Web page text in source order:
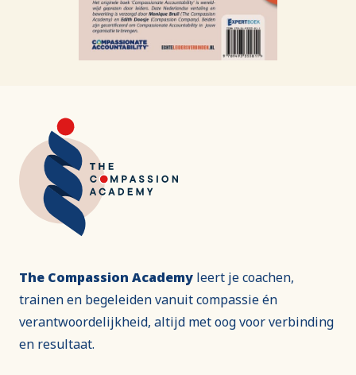
The Compassion Academy leert je coachen,
trainen en begeleiden vanuit compassie én
verantwoordelijkheid, altijd met oog voor verbinding
en resultaat.